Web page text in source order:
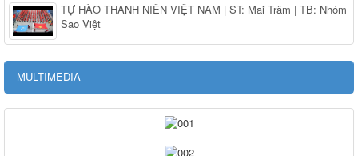
TỰ HÀO THANH NIÊN VIỆT NAM | ST: Mai Trâm | TB: Nhóm
Sao Việt
MULTIMEDIA